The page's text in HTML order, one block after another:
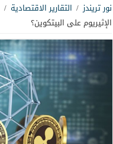
نور تريندز / التقارير الاقتصادية /
الإثيريوم على البيتكوين؟